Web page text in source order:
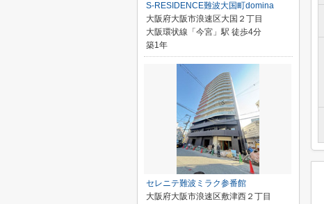
S-RESIDENCE難波大国町domina
大阪府大阪市浪速区大国２丁目
大阪環状線「今宮」駅 徒歩4分
築1年
セレニテ難波ミラク参番館
大阪府大阪市浪速区敷津西２丁目